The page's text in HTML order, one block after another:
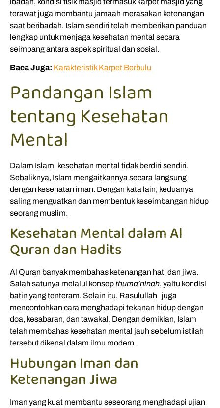
terawat juga membantu jamaah merasakan ketenangan
saat beribadah. Islam sendiri telah memberikan panduan
lengkap untuk menjaga kesehatan mental secara
seimbang antara aspek spiritual dan sosial.
Baca Juga: Karakteristik Karpet Berbulu
Pandangan Islam
tentang Kesehatan
Mental
Dalam Islam, kesehatan mental tidak berdiri sendiri.
Sebaliknya, Islam mengaitkannya secara langsung
dengan kesehatan iman. Dengan kata lain, keduanya
saling menguatkan dan membentuk keseimbangan hidup
seorang muslim.
Kesehatan Mental dalam Al
Quran dan Hadits
Al Quran banyak membahas ketenangan hati dan jiwa.
Salah satunya melalui konsep thuma’ninah, yaitu kondisi
batin yang tenteram. Selain itu, Rasulullah juga
mencontohkan cara menghadapi tekanan hidup dengan
doa, kesabaran, dan tawakal. Dengan demikian, Islam
telah membahas kesehatan mental jauh sebelum istilah
tersebut dikenal dalam ilmu modern.
Hubungan Iman dan
Ketenangan Jiwa
Iman yang kuat membantu seseorang menghadapi ujian